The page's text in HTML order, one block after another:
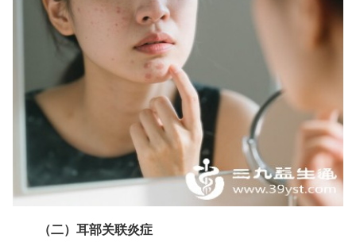
（二）耳部关联炎症